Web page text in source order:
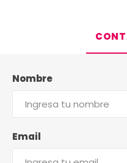
Nombre
Email